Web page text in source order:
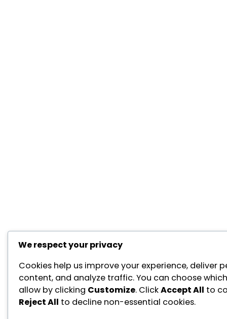
We respect your privacy
Cookies help us improve your experience, deliver
content, and analyze traffic. You can choose
allow by clicking Customize. ClickAccept All to
Reject All to decline non-essential cookies.